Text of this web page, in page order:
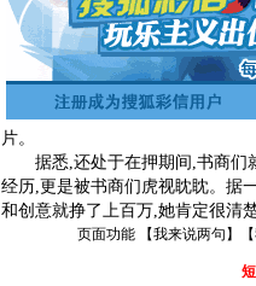
片。
据悉,还处于在押期间,书商们就
经历,更是被书商们虎视眈眈。据
和创意就挣了上百万,她肯定很清
页面功能 【我来说两句 】【